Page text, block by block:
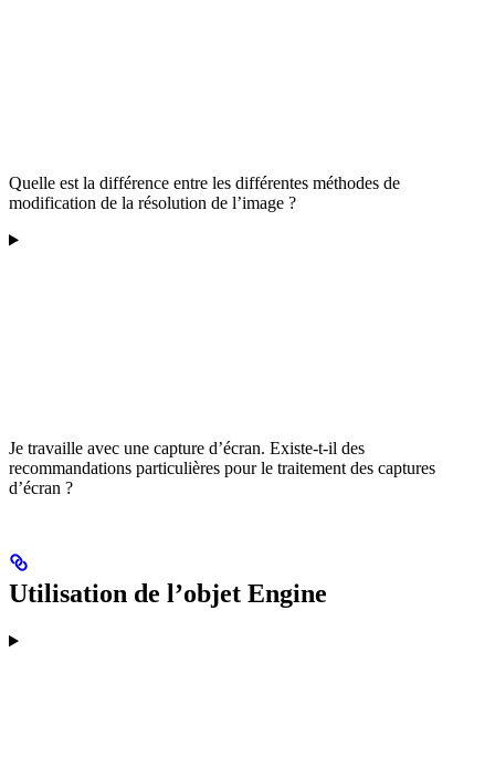
Quelle est la différence entre les différentes méthodes de
modification de la résolution de l’image ?
Je travaille avec une capture d’écran. Existe-t-il des
recommandations particulières pour le traitement des captures
d’écran ?
Utilisation de l’objet Engine